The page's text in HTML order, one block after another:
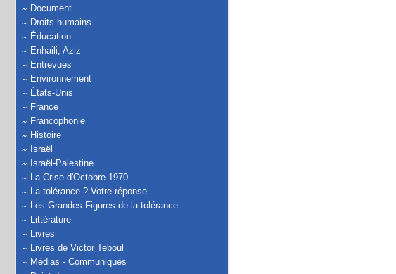
Document
Droits humains
Éducation
Enhaili, Aziz
Entrevues
Environnement
États-Unis
France
Francophonie
Histoire
Israël
Israël-Palestine
La Crise d'Octobre 1970
La tolérance ? Votre réponse
Les Grandes Figures de la tolérance
Littérature
Livres
Livres de Victor Teboul
Médias - Communiqués